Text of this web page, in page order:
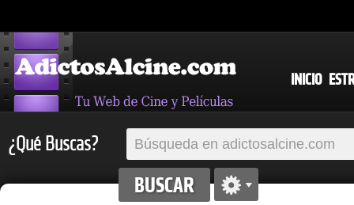
INICIO
¿Qué Buscas?